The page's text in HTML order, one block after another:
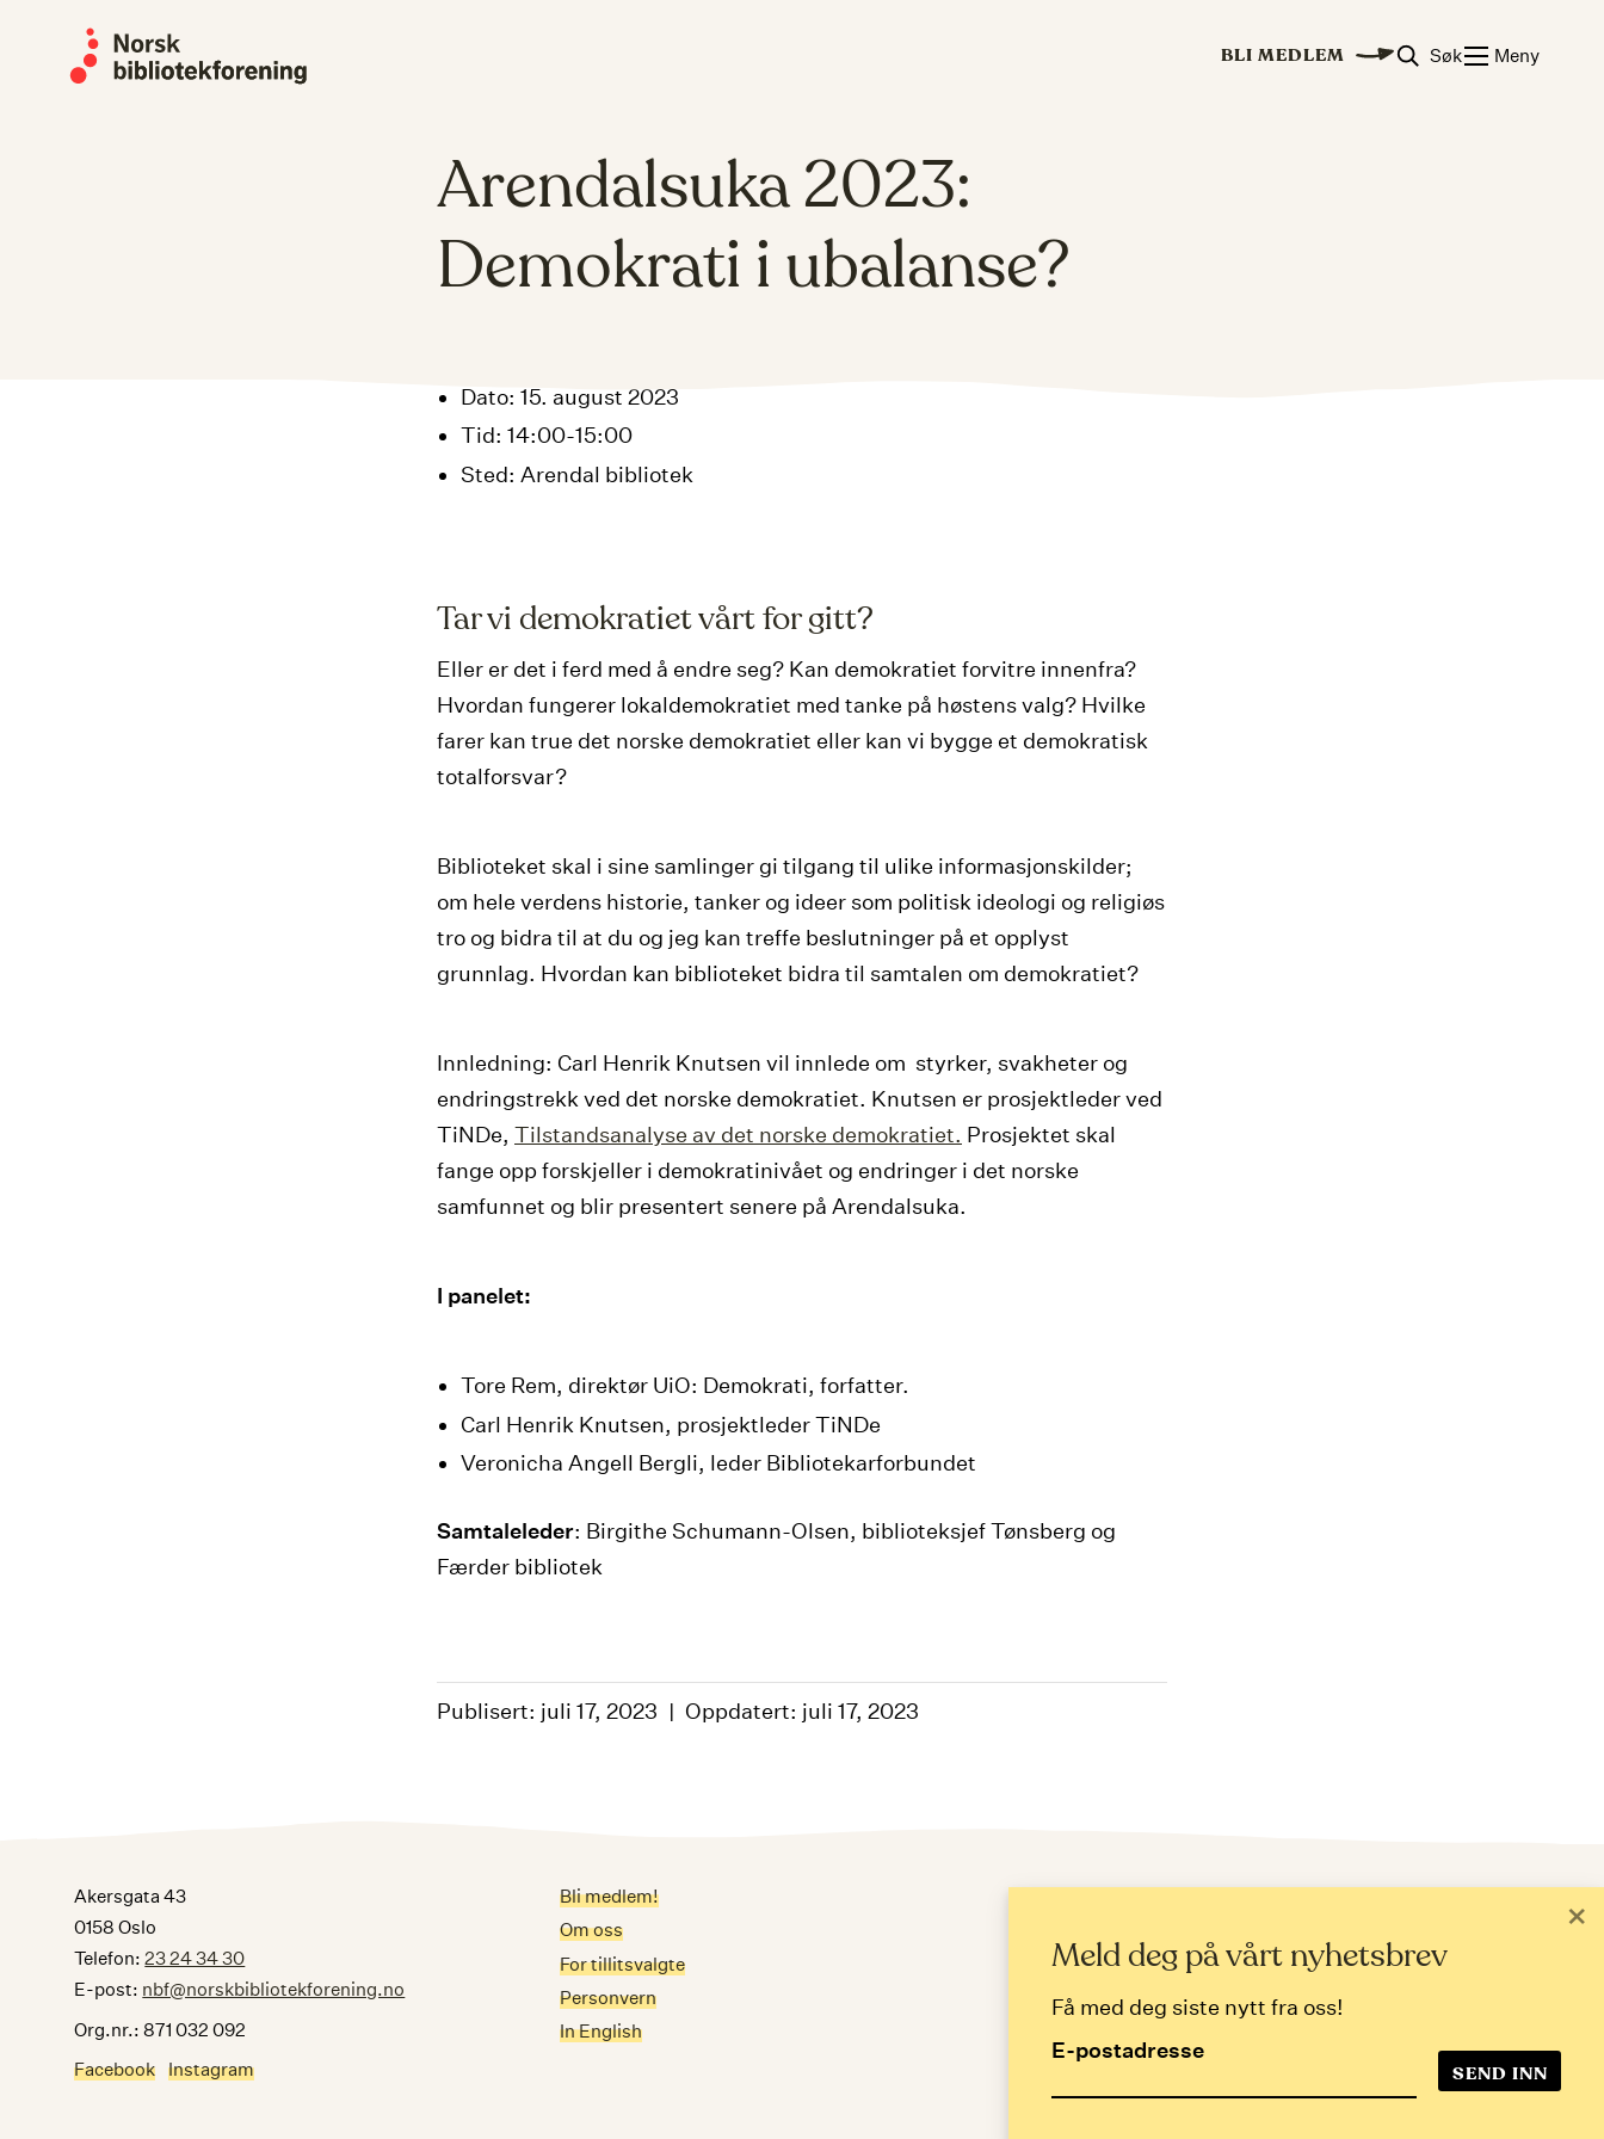
content
BLI MEDLEM Søk Meny
Arendalsuka 2023:
Demokrati i ubalanse?
Dato: 15. august 2023
Tid: 14:00-15:00
Sted: Arendal bibliotek
Tar vi demokratiet vårt for gitt?
Eller er det i ferd med å endre seg? Kan demokratiet forvitre innenfra?
Hvordan fungerer lokaldemokratiet med tanke på høstens valg? Hvilke
farer kan true det norske demokratiet eller kan vi bygge et demokratisk
totalforsvar?
Biblioteket skal i sine samlinger gi tilgang til ulike informasjonskilder;
om hele verdens historie, tanker og ideer som politisk ideologi og religiøs
tro og bidra til at du og jeg kan treffe beslutninger på et opplyst
grunnlag. Hvordan kan biblioteket bidra til samtalen om demokratiet?
Innledning: Carl Henrik Knutsen vil innlede om styrker, svakheter og
endringstrekk ved det norske demokratiet. Knutsen er prosjektleder ved
TiNDe, Tilstandsanalyse av det norske demokratiet. Prosjektet skal
fange opp forskjeller i demokratinivået og endringer i det norske
samfunnet og blir presentert senere på Arendalsuka.
I panelet:
Tore Rem, direktør UiO: Demokrati, forfatter.
Carl Henrik Knutsen, prosjektleder TiNDe
Veronicha Angell Bergli, leder Bibliotekarforbundet
Samtaleleder: Birgithe Schumann-Olsen, biblioteksjef Tønsberg og
Færder bibliotek
Publisert: juli 17, 2023 Oppdatert: juli 17, 2023
Akersgata 43
0158 Oslo
Telefon:23 24 34 30
E-post: nbf@norskbibliotekforening.no
Org.nr.: 871 032 092
Facebook Instagram
Bli medlem!
Om oss
For tillitsvalgte
Personvern
In English
Meld deg på vårt nyhetsbrev
Få med deg siste nytt fra oss!
E-postadresse
×